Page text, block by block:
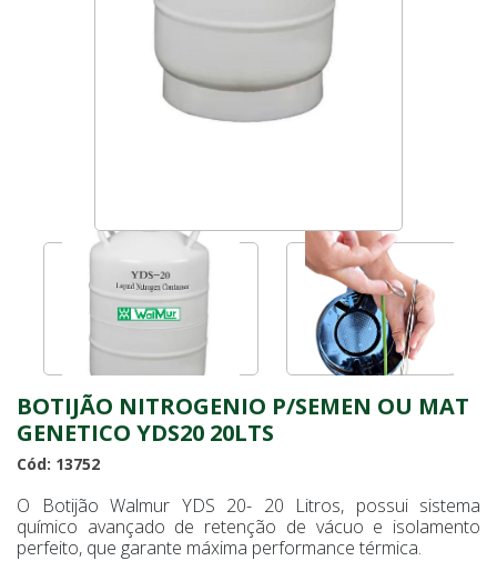
BOTIJÃO NITROGENIO P/SEMEN OU MAT
GENETICO YDS20 20LTS
Cód: 13752
O Botijão Walmur YDS 20- 20 Litros, possui sistema
químico avançado de retenção de vácuo e isolamento
perfeito, que garante máxima performance térmica.